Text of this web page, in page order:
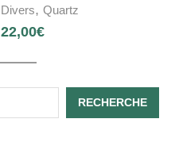
Divers, Quartz
22,00€
RECHERCHE